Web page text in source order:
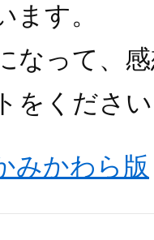
ます。
なって、
をくださ
みかわら版